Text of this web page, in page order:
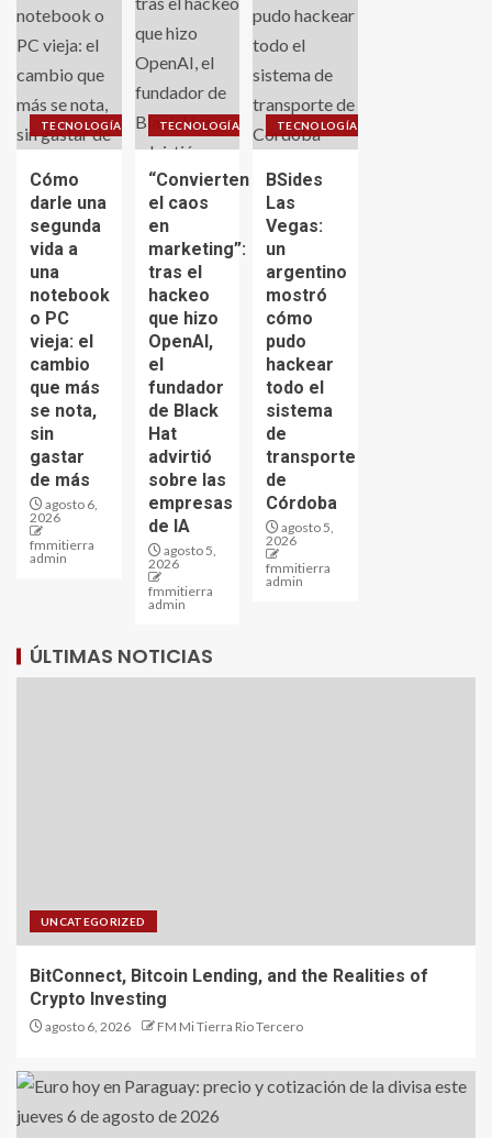
TECNOLOGÍA
Cómo
darle una
segunda
vida a
una
notebook
o PC
vieja: el
cambio
que más
se nota,
sin
gastar
de más
agosto 6,
2026
fmmitierra
admin
TECNOLOGÍA
“Convierten
el caos
en
marketing”:
tras el
hackeo
que hizo
OpenAI,
el
fundador
de Black
Hat
advirtió
sobre las
empresas
de IA
agosto 5,
2026
fmmitierra
admin
TECNOLOGÍA
BSides
Las
Vegas:
un
argentino
mostró
cómo
pudo
hackear
todo el
sistema
de
transporte
de
Córdoba
agosto 5,
2026
fmmitierra
admin
ÚLTIMAS NOTICIAS
UNCATEGORIZED
BitConnect, Bitcoin Lending, and the Realities of
Crypto Investing
agosto 6, 2026 FM Mi Tierra Rio Tercero